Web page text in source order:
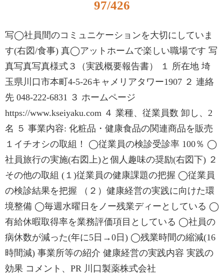
97/426
写◯社員間のコミュニケーションを大切にしていま
す(右図/食事) 真◯アットホームで楽しい職場です 写
真写真写真様式３（実践概要報告書） １ 所在地 埼
玉県川口市本町4-5-26キャメリアタワー1907 ２ 連絡
先 048-222-6831 ３ ホームページ
https://www.kseiyaku.com ４ 業種、従業員数 卸し、2
名 ５ 事業内容: 化粧品・健康食品の関連商品を販売
１イチオシの取組！ ◯従業員の検診受診率 100％ ◯
社員旅行の実施(右図上)と個人趣味の奨励(右図下) ２
その他の取組 (１)従業員の健康課題の把握 ◯従業員
の検診結果を把握 （２）健康経営の実践に向けた環
境整備 ◯毎週水曜日をノー残業ディーとしている ◯
有給休暇取得率を業務評価項目としている ◯社員の
病休数が減った(年に5日→0日) ◯残業時間の縮減(16
時間減) 事業所等の紹介 健康経営の実践内容 実践の
効果 コメント、PR 川口製薬株式会社